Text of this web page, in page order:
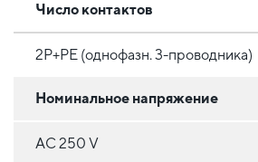
Число контактов
2P+PE (однофазн. 3-проводника)
Номинальное напряжение
AC 250 V